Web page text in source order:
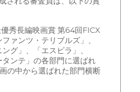
秀長編映画賞 第64回FICX
ァンツ・テリブルズ」、
グ」、「エスビラ」、
タンテ」の各部門に選ばれ
の中から選ばれた部門横断